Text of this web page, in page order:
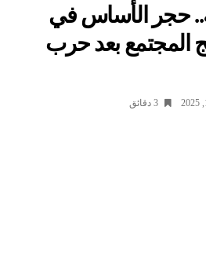
حجر الأساس في
المجتمع بعد حرب
3 ‫دقائق‬